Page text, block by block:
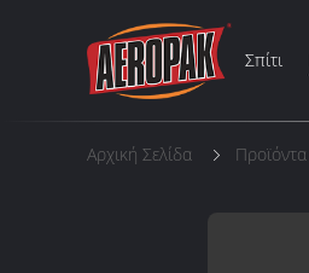
Σπίτι
Αρχική Σελίδα Προϊόντα